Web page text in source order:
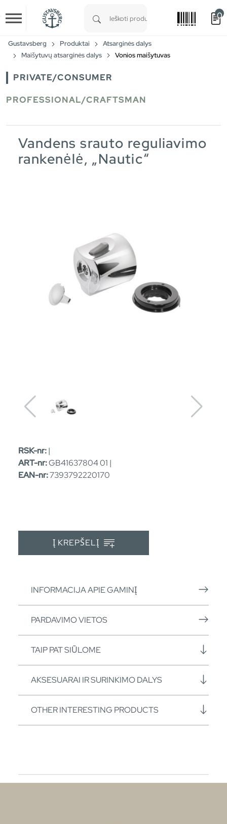
Skip to main content
0
Gustavsberg Produktai
Atsarginės dalys
Maišytuvų atsarginės dalys
Vonios maišytuvas
PRIVATE/CONSUMER
PROFESSIONAL/CRAFTSMAN
Vandens srauto reguliavimo
rankenėlė, „Nautic“
RSK-nr:|
ART-nr:GB41637804 01 |
EAN-nr:7393792220170
Į KREPŠELĮ
INFORMACIJA APIE GAMINĮ
PARDAVIMO VIETOS
TAIP PAT SIŪLOME
AKSESUARAI IR SURINKIMO DALYS
OTHER INTERESTING PRODUCTS